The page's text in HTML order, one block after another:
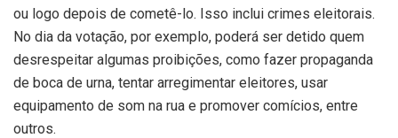
ou logo depois de cometê-lo. Isso inclui crimes eleitorais.
No dia da votação, por exemplo, poderá ser detido quem
desrespeitar algumas proibições, como fazer propaganda
de boca de urna, tentar arregimentar eleitores, usar
equipamento de som na rua e promover comícios, entre
outros.